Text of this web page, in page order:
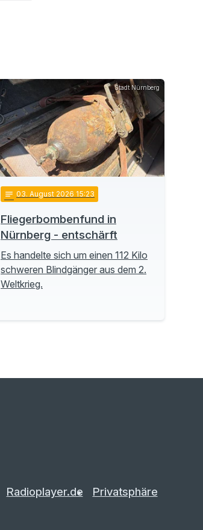
Stadt Nürnberg
notes 03. August 2026 15:23
Fliegerbombenfund in
Nürnberg - entschärft
Es handelte sich um einen 112 Kilo
schweren Blindgänger aus dem 2.
Weltkrieg.
Radioplayer.de
Privatsphäre